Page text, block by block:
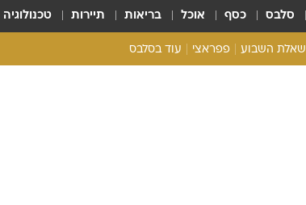
סלבס כסף אוכל בריאות תיירות טכנולוגיה
שאלת השבוע פפראצי עוד בסלבס